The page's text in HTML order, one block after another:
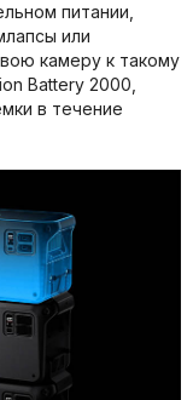
питании,
или
камеру к такому
Battery 2000,
в течение